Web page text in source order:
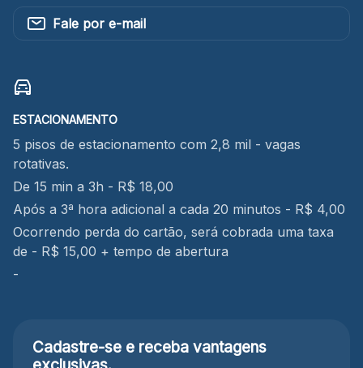
Fale por e-mail
ESTACIONAMENTO
5 pisos de estacionamento com 2,8 mil - vagas
rotativas.
De 15 min a 3h - R$ 18,00
Após a 3ª hora adicional a cada 20 minutos - R$ 4,00
Ocorrendo perda do cartão, será cobrada uma taxa
de - R$ 15,00 + tempo de abertura
-
Cadastre-se e receba vantagens